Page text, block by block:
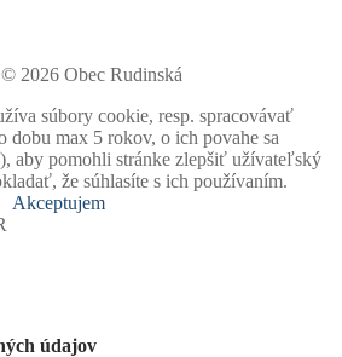
2026 Obec Rudinská
súbory cookie, resp. spracovávať
dobu max 5 rokov, o ich povahe sa
aby pomohli stránke zlepšiť užívateľský
že súhlasíte s ich používaním.
Akceptujem
údajov